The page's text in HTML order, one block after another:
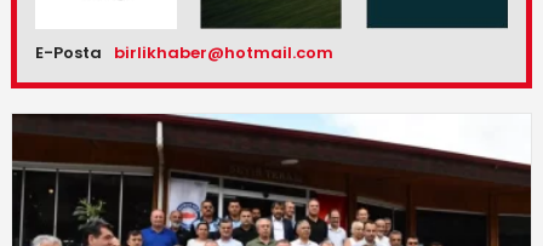
E-Posta birlikhaber@hotmail.com